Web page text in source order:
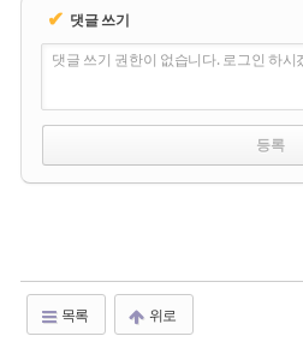
✔ 댓글 쓰기
댓글 쓰기 권한이 없습니다. 로그인 하시
목록 위로